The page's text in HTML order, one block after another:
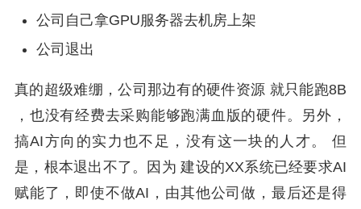
公司自己拿GPU服务器去机房上架
公司退出
真的超级难绷，公司那边有的硬件资源 就只能跑8B
，也没有经费去采购能够跑满血版的硬件。另外，
搞AI方向的实力也不足，没有这一块的人才。 但
是，根本退出不了。因为 建设的XX系统已经要求AI
赋能了，即使不做AI，由其他公司做，最后还是得